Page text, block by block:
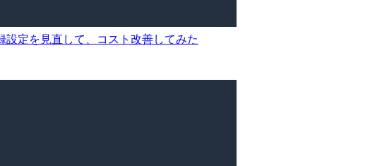
定を見直して、コスト改善してみた